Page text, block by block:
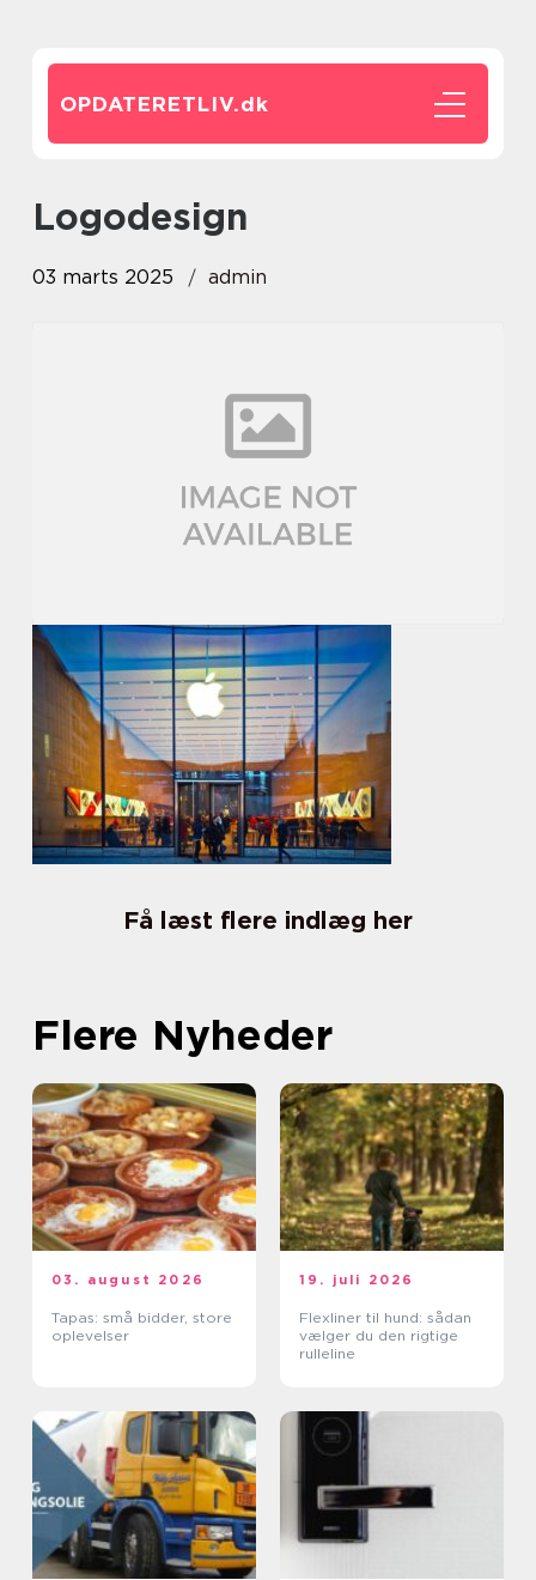
OPDATERETLIV.dk
Logodesign
03 marts 2025 admin
Få læst flere indlæg her
Flere Nyheder
03. august 2026
Tapas: små bidder, store
oplevelser
19. juli 2026
Flexliner til hund: sådan
vælger du den rigtige
rulleline